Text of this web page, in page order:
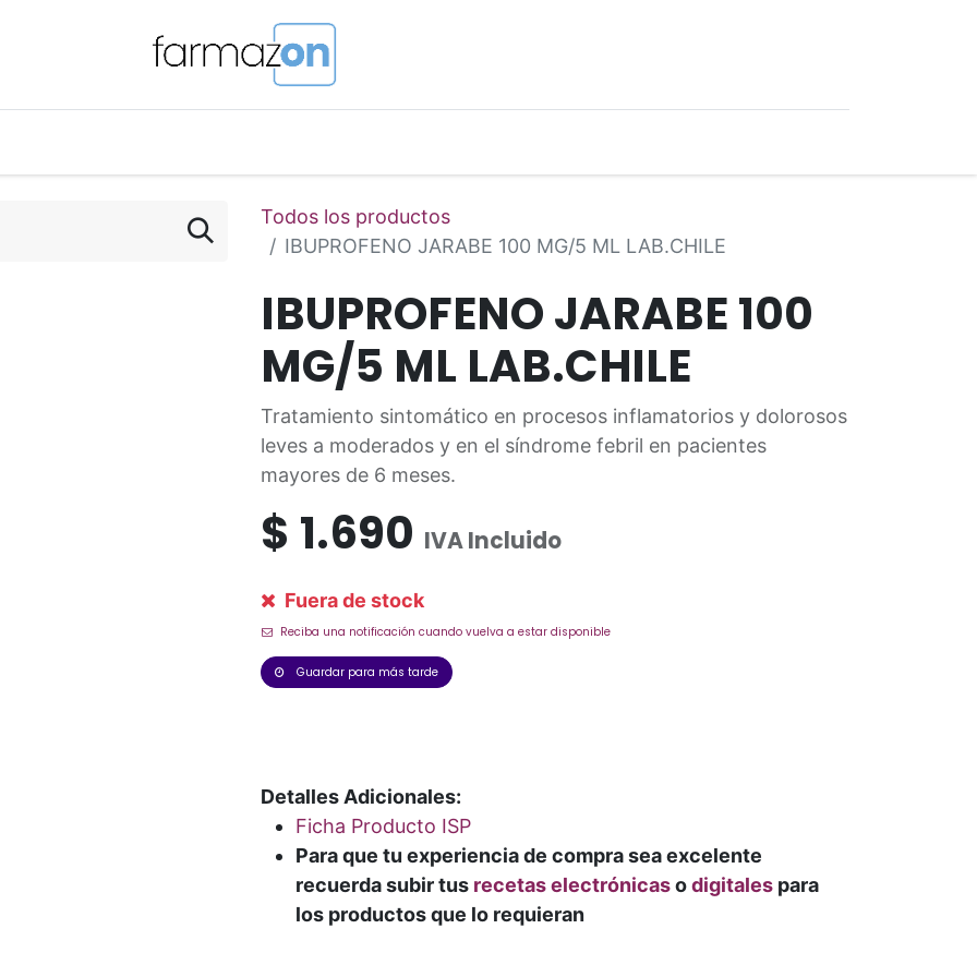
Todos los productos
IBUPROFENO JARABE 100 MG/5 ML LAB.CHILE
IBUPROFENO JARABE 100
MG/5 ML LAB.CHILE
Tratamiento sintomático en procesos inflamatorios y dolorosos
leves a moderados y en el síndrome febril en pacientes
mayores de 6 meses.
$ 1.690 IVA Incluido
Fuera de stock
Reciba una notificación cuando vuelva a estar disponible
Guardar para más tarde
Detalles Adicionales:
Ficha Producto ISP
Para que tu experiencia de compra sea excelente
recuerda subir tus recetas electrónicasodigitales para
los productos que lo requieran